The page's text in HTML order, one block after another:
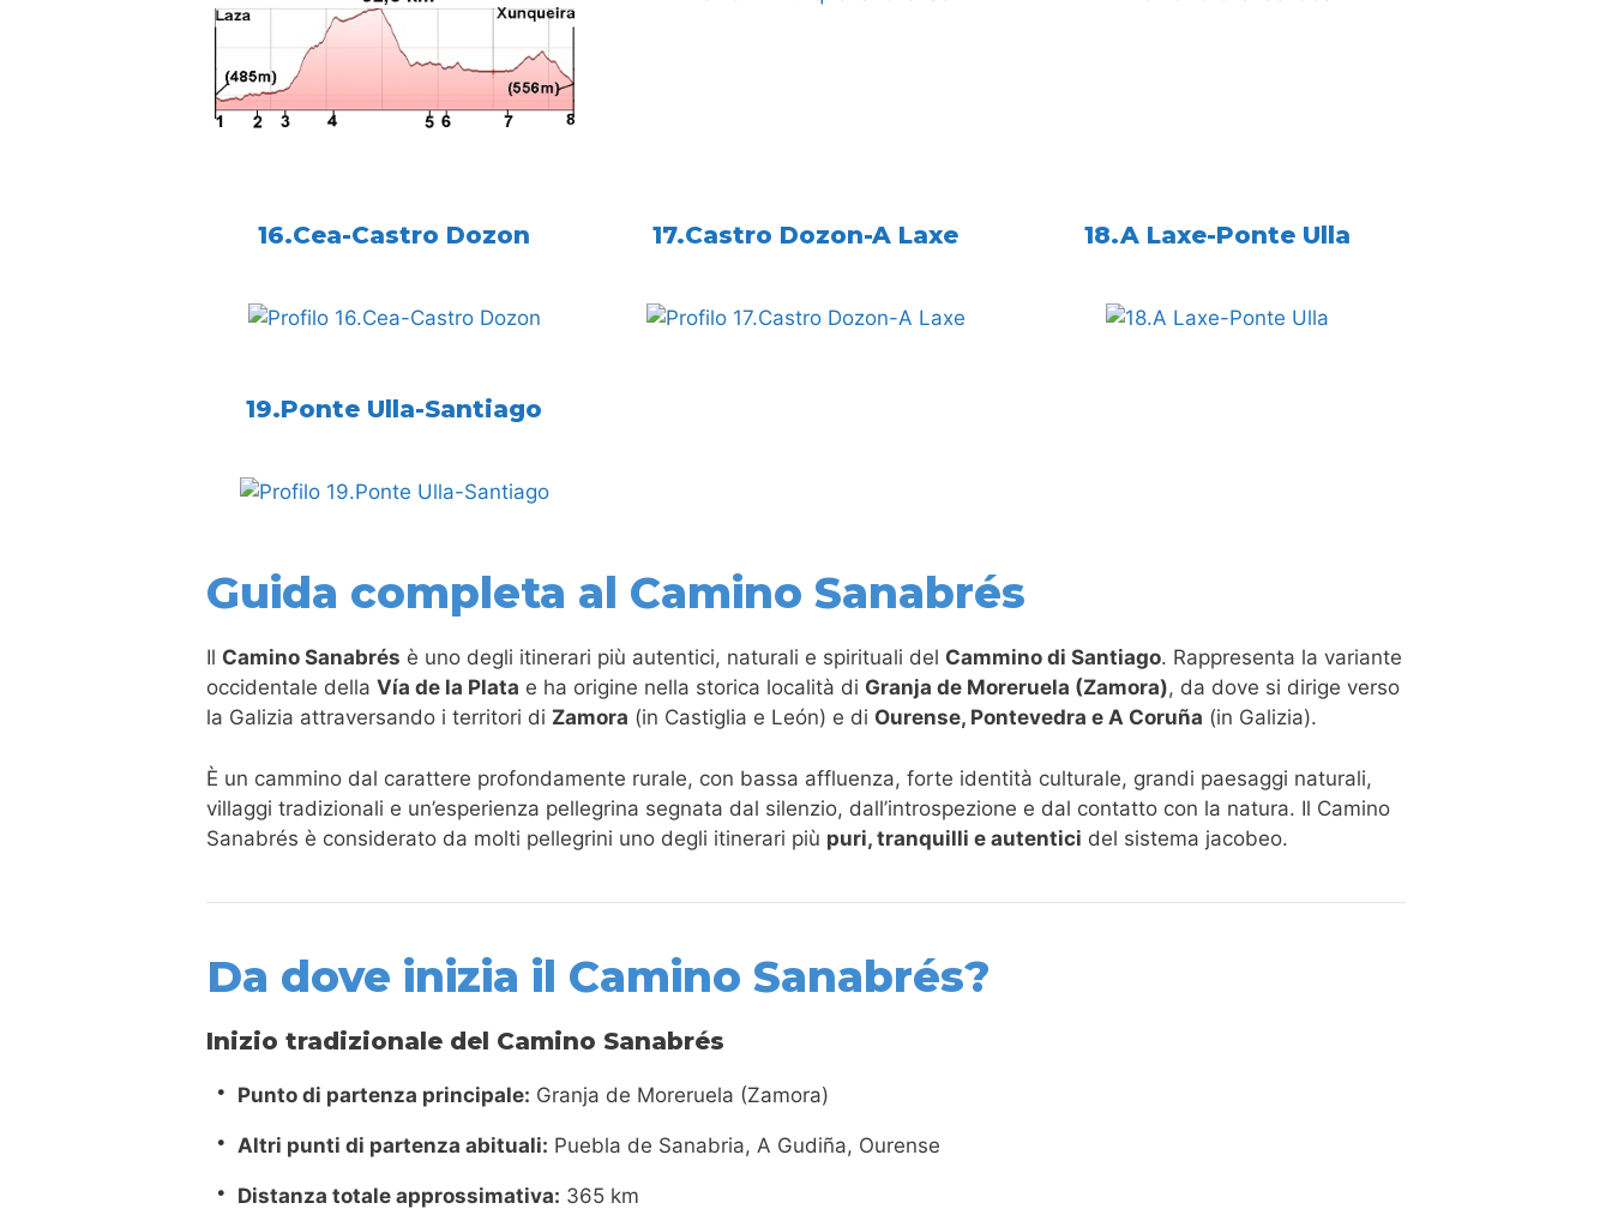
16.Cea-Castro Dozon 17.Castro Dozon-A Laxe 18.A Laxe-Ponte Ulla
19.Ponte Ulla-Santiago
Guida completa al Camino Sanabrés
Il Camino Sanabrés è uno degli itinerari più autentici, naturali e spirituali del Cammino di Santiago. Rappresenta la variante
occidentale della Vía de la Plata e ha origine nella storica località di Granja de Moreruela (Zamora), da dove si dirige verso
la Galizia attraversando i territori di Zamora (in Castiglia e León) e di Ourense, Pontevedra e A Coruña (in Galizia).
È un cammino dal carattere profondamente rurale, con bassa affluenza, forte identità culturale, grandi paesaggi naturali,
villaggi tradizionali e un’esperienza pellegrina segnata dal silenzio, dall’introspezione e dal contatto con la natura. Il Camino
Sanabrés è considerato da molti pellegrini uno degli itinerari più puri, tranquilli e autentici del sistema jacobeo.
Da dove inizia il Camino Sanabrés?
Inizio tradizionale del Camino Sanabrés
Punto di partenza principale: Granja de Moreruela (Zamora)
Altri punti di partenza abituali: Puebla de Sanabria, A Gudiña, Ourense
Distanza totale approssimativa: 365 km